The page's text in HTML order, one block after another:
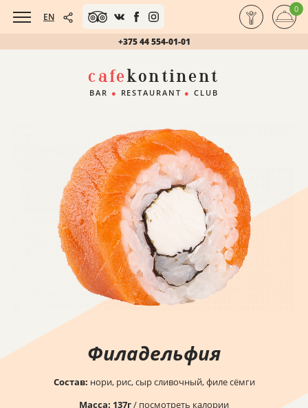
EN
+375 44 554-01-01
0
cafekontinent
BAR ● RESTAURANT ● CLUB
Филадельфия
Состав: нори, рис, сыр сливочный, филе сёмги
Масса: 137г/ посмотреть калории